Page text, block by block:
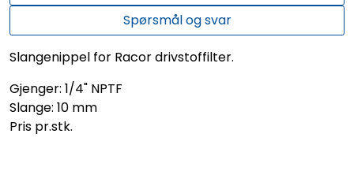
Spørsmål og svar
Slangenippel for Racor drivstoffilter.
Gjenger: 1/4" NPTF
Slange: 10 mm
Pris pr.stk.